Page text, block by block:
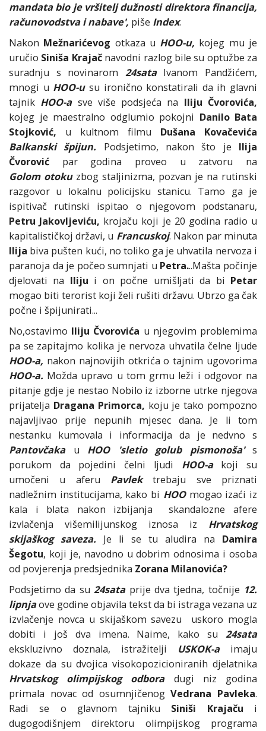
mandata bio je vršitelj dužnosti direktora financija,
računovodstva i nabave', piše Index.
Nakon Mežnarićevog otkaza u HOO-u, kojeg mu je
uručio Siniša Krajačnavodni razlog bile su optužbe za
suradnju s novinarom 24sata Ivanom Pandžićem,
mnogi u HOO-usu ironično konstatirali da ih glavni
tajnik HOO-asve više podsjeća na Iliju Čvorovića,
kojeg je maestralno odglumio pokojni Danilo Bata
Stojković, u kultnom filmu Dušana Kovačevića
Balkanski špijun. Podsjetimo, nakon što je Ilija
Čvorović par godina proveo u zatvoru na
Golom otokuzbog staljinizma, pozvan je na rutinski
razgovor u lokalnu policijsku stanicu. Tamo ga je
ispitivač rutinski ispitao o njegovom podstanaru,
Petru Jakovljeviću, krojaču koji je 20 godina radio u
kapitalističkoj državi, u Francuskoj. Nakon par minuta
Ilija biva pušten kući, no toliko ga je uhvatila nervoza i
paranoja da je počeo sumnjati u Petra...Mašta počinje
djelovati na Iliju i on počne umišljati da bi Petar
mogao biti terorist koji želi rušiti državu. Ubrzo ga čak
počne i špijunirati...
No,ostavimo Iliju Čvorovića u njegovim problemima
pa se zapitajmo kolika je nervoza uhvatila čelne ljude
HOO-a, nakon najnovijih otkrića o tajnim ugovorima
HOO-a. Možda upravo u tom grmu leži i odgovor na
pitanje gdje je nestao Nobilo iz izborne utrke njegova
prijatelja Dragana Primorca, koju je tako pompozno
najavljivao prije nepunih mjesec dana. Je li tom
nestanku kumovala i informacija da je nedvno s
Pantovčakau HOO 'sletio golub pismonoša's
porukom da pojedini čelni ljudi HOO-akoji su
umočeni u aferu Pavlektrebaju sve priznati
nadležnim institucijama, kako bi HOO mogao izaći iz
kala i blata nakon izbijanja skandalozne afere
izvlačenja višemilijunskog iznosa iz Hrvatskog
skijaškog saveza. Je li se tu aludira na Damira
Šegotu, koji je, navodno u dobrim odnosima i osoba
od povjerenja predsjednika Zorana Milanovića?
Podsjetimo da su24sataprije dva tjedna, točnije 12.
lipnjaove godine objavila tekst da bi istraga vezana uz
izvlačenje novca u skijaškom savezu uskoro mogla
dobiti i još dva imena. Naime, kako su 24sata
ekskluzivno doznala, istražitelji USKOK-a imaju
dokaze da su dvojica visokopozicioniranih djelatnika
Hrvatskog olimpijskog odboradugi niz godina
primala novac od osumnjičenogVedrana Pavleka.
Radi se o glavnom tajniku Siniši Krajaču i
dugogodišnjem direktoru olimpijskog programa